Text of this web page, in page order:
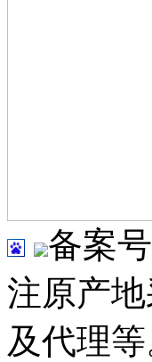
备案
注原产
及代理等